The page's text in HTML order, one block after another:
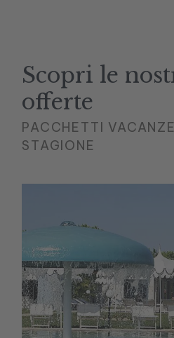
Scopri le
offerte
PACCHETTI
STAGIONE